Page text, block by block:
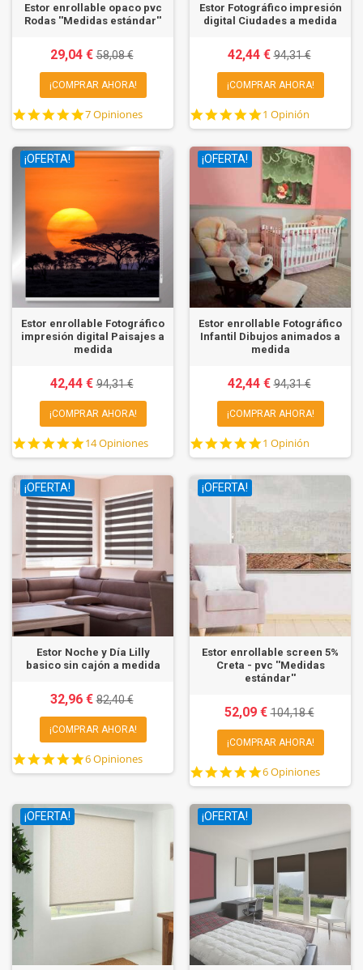
Estor enrollable opaco pvc
Rodas ''Medidas estándar''
29,04 €58,08 €
¡COMPRAR AHORA!
4.9
star
7 Opiniones
Estor Fotográfico impresión
digital Ciudades a medida
42,44 €94,31 €
¡COMPRAR AHORA!
5.0
star
1 Opinión
¡OFERTA!
Estor enrollable Fotográfico
impresión digital Paisajes a
medida
42,44 €94,31 €
¡COMPRAR AHORA!
4.8
star
14 Opiniones
¡OFERTA!
Estor enrollable Fotográfico
Infantil Dibujos animados a
medida
42,44 €94,31 €
¡COMPRAR AHORA!
5.0
star
1 Opinión
¡OFERTA!
Estor Noche y Día Lilly
basico sin cajón a medida
32,96 €82,40 €
¡COMPRAR AHORA!
5.0
star
6 Opiniones
¡OFERTA!
Estor enrollable screen 5%
Creta - pvc ''Medidas
estándar''
52,09 €104,18 €
¡COMPRAR AHORA!
4.8
star
6 Opiniones
¡OFERTA! ¡OFERTA!